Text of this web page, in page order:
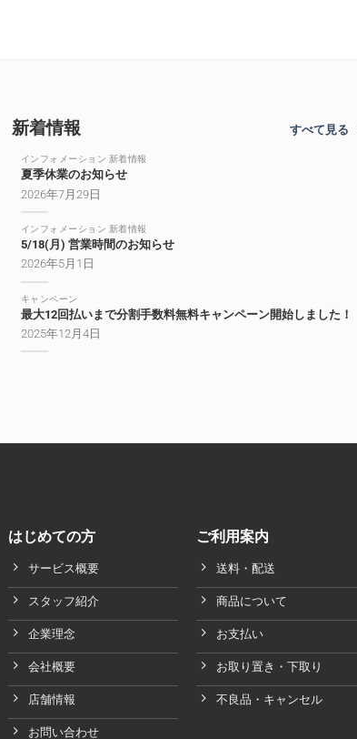
新着情報 すべて見る
インフォメーション 新着情報
夏季休業のお知らせ
2026年7月29日
インフォメーション 新着情報
5/18(月) 営業時間のお知らせ
2026年5月1日
キャンペーン
最大12回払いまで分割手数料無料キャンペーン開始しました！
2025年12月4日
はじめての方
サービス概要
スタッフ紹介
企業理念
会社概要
店舗情報
お問い合わせ
ご利用案内
送料・配送
商品について
お支払い
お取り置き・下取り
不良品・キャンセル